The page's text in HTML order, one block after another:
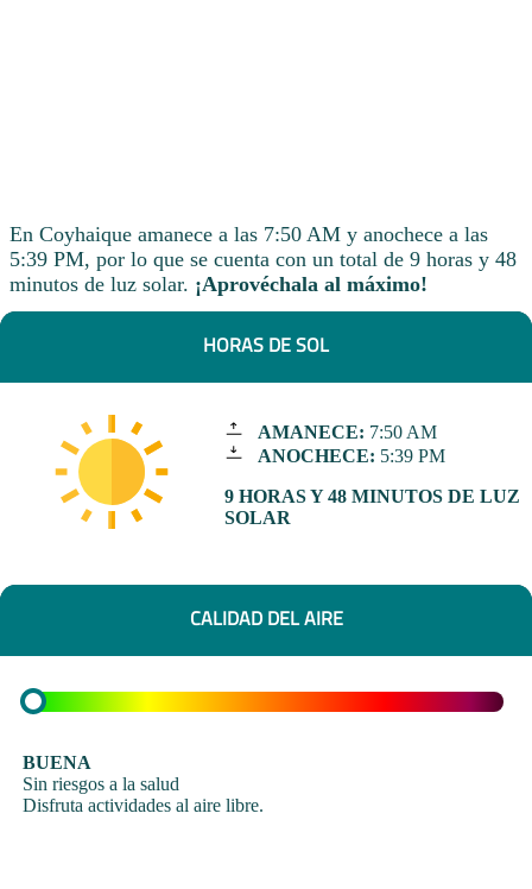
En Coyhaique amanece a las 7:50 AM y anochece a las
5:39 PM, por lo que se cuenta con un total de 9 horas y 48
minutos de luz solar. ¡Aprovéchala al máximo!
HORAS DE SOL
AMANECE: 7:50 AM
ANOCHECE: 5:39 PM
9 HORAS Y 48 MINUTOS DE LUZ
SOLAR
CALIDAD DEL AIRE
BUENA
Sin riesgos a la salud
Disfruta actividades al aire libre.